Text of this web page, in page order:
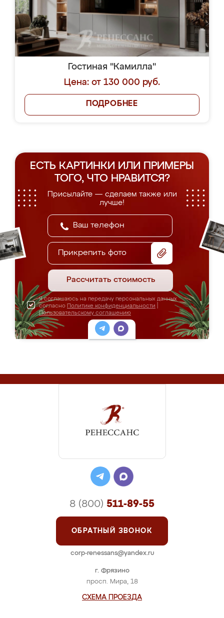
Гостиная "Камилла"
Цена: от 130 000 руб.
ПОДРОБНЕЕ
ЕСТЬ КАРТИНКИ ИЛИ ПРИМЕРЫ
ТОГО, ЧТО НРАВИТСЯ?
Присылайте — сделаем также или
лучше!
Прикрепить фото
Рассчитать стоимость
Я соглашаюсь на передачу персональных данных
согласно Политике конфиденциальности
Пользовательскому соглашению
г. Фрязино
просп. Мира, 18
СХЕМА ПРОЕЗДА
8 (800) 511-89-55
ОБРАТНЫЙ ЗВОНОК
corp-renessans@yandex.ru